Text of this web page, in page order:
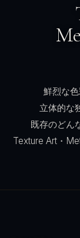
鮮烈な色
立体的な
既存のどん
Texture Art・